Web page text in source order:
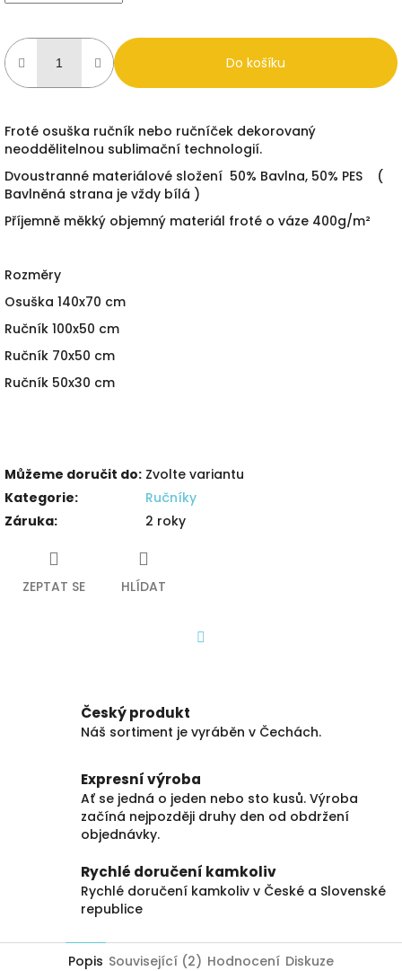
Do košíku
Froté osuška ručník nebo ručníček dekorovaný
neoddělitelnou sublimační technologií.
Dvoustranné materiálové složení 50% Bavlna, 50% PES (
Bavlněná strana je vždy bílá )
Příjemně měkký objemný materiál froté o váze 400g/m²
Rozměry
Osuška 140x70 cm
Ručník 100x50 cm
Ručník 70x50 cm
Ručník 50x30 cm
Můžeme doručit do: Zvolte variantu
Kategorie:
Ručníky
Záruka: 2 roky
ZEPTAT SE HLÍDAT
Český produkt
Náš sortiment je vyráběn v Čechách.
Expresní výroba
Ať se jedná o jeden nebo sto kusů. Výroba
začíná nejpozději druhy den od obdržení
objednávky.
Rychlé doručení kamkoliv
Rychlé doručení kamkoliv v České a Slovenské
republice
Popis Související (2) Hodnocení Diskuze